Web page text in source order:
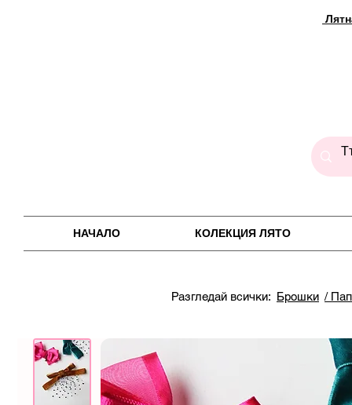
НАЧАЛО КОЛЕКЦИЯ ЛЯТО
Разгледай всички: Брошки /